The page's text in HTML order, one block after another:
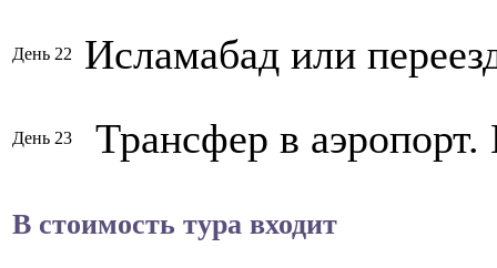
День 22 Исламабад или
День 23 Трансфер в
В стоимость тура входит